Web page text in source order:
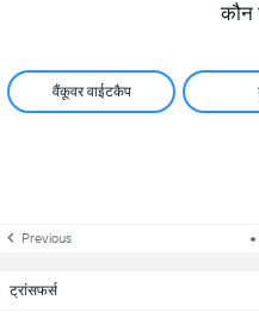
कौन
वैंकूवर वाईटकैप
Previous
ट्रांसफर्स